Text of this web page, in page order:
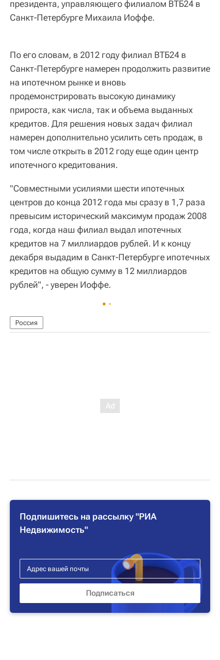
президента, управляющего филиалом ВТБ24 в
Санкт-Петербурге Михаила Иоффе.
По его словам, в 2012 году филиал ВТБ24 в
Санкт-Петербурге намерен продолжить развитие
на ипотечном рынке и вновь
продемонстрировать высокую динамику
прироста, как числа, так и объема выданных
кредитов. Для решения новых задач филиал
намерен дополнительно усилить сеть продаж, в
том числе открыть в 2012 году еще один центр
ипотечного кредитования.
"Совместными усилиями шести ипотечных
центров до конца 2012 года мы сразу в 1,7 раза
превысим исторический максимум продаж 2008
года, когда наш филиал выдал ипотечных
кредитов на 7 миллиардов рублей. И к концу
декабря выдадим в Санкт-Петербурге ипотечных
кредитов на общую сумму в 12 миллиардов
рублей", - уверен Иоффе.
Россия
Подпишитесь на рассылку "РИА
Недвижимость"